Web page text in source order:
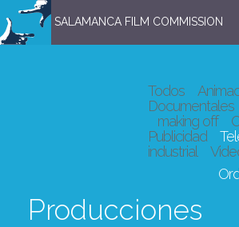
SALAMANCA FILM COMMISSION
Todos
Documentales
making off
Publicidad
industrial
Producciones